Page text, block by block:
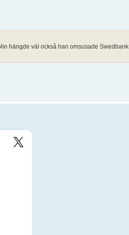
hängde väl också han omsusade